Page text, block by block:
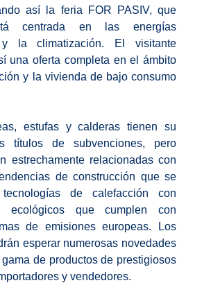
así la feria FOR PASIV, que
centrada en las energías
y la climatización. El visitante
una oferta completa en el ámbito
y la vivienda de bajo consumo
estufas y calderas tienen su
títulos de subvenciones, pero
estrechamente relacionadas con
de construcción que se
de calefacción con
ecológicos que cumplen con
de emisiones europeas. Los
esperar numerosas novedades
de productos de prestigiosos
y vendedores.